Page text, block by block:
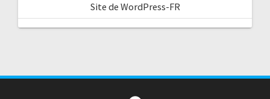
Site de WordPress-FR